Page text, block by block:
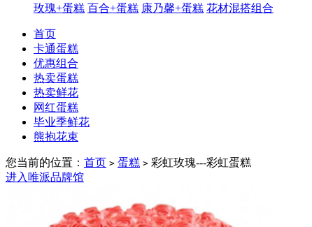
玫瑰+蛋糕 百合+蛋糕 康乃馨+蛋糕 花材混搭组合
首页
卡通蛋糕
优惠组合
热卖蛋糕
热卖鲜花
网红蛋糕
毕业季鲜花
熊抱花束
您当前的位置： 首页 > 蛋糕 > 彩虹玫瑰---彩虹蛋糕
进入唯派品牌馆